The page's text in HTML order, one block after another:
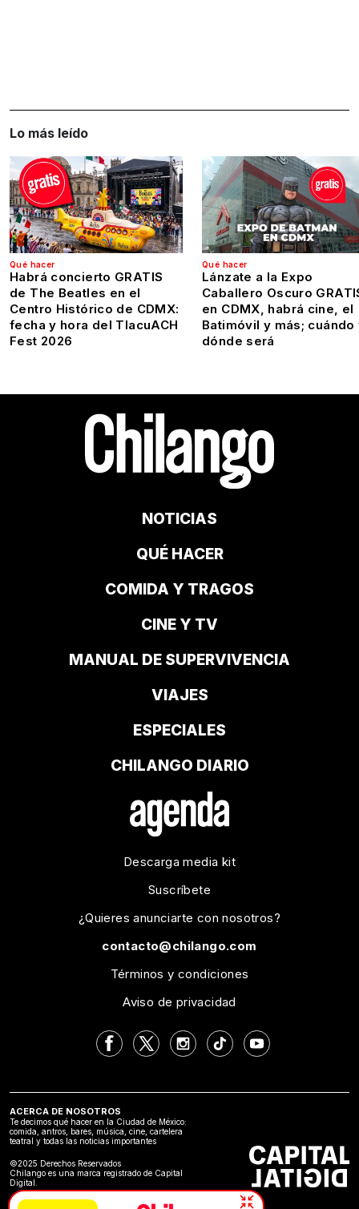
Lo más leído
Qué hacer
Habrá concierto GRATIS
de The Beatles en el
Centro Histórico de CDMX:
fecha y hora del TlacuACH
Fest 2026
Qué hacer
Lánzate a la Expo
Caballero Oscuro
en CDMX, habrá cine, el
Batimóvil y más; cuándo
dónde será
NOTICIAS
QUÉ HACER
COMIDA Y TRAGOS
CINE Y TV
MANUAL DE SUPERVIVENCIA
VIAJES
ESPECIALES
CHILANGO DIARIO
Descarga media kit
Suscríbete
¿Quieres anunciarte con nosotros?
contacto@chilango.com
Términos y condiciones
Aviso de privacidad
ACERCA DE NOSOTROS
Te decimos qué hacer en la Ciudad de México:
comida, antros, bares, música, cine, cartelera
teatral y todas las noticias importantes
©2025 Derechos Reservados
Chilango es una marca registrado de Capital
Digital.